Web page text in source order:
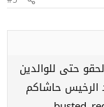
حتى للوالدين
الرخيس حاشاكم